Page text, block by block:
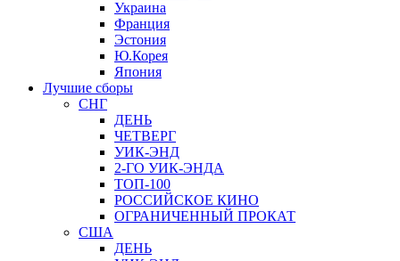
Украина
Франция
Эстония
Ю.Корея
Япония
Лучшие сборы
СНГ
ДЕНЬ
ЧЕТВЕРГ
УИК-ЭНД
2-ГО УИК-ЭНДА
ТОП-100
РОССИЙСКОЕ КИНО
ОГРАНИЧЕННЫЙ ПРОКАТ
США
ДЕНЬ